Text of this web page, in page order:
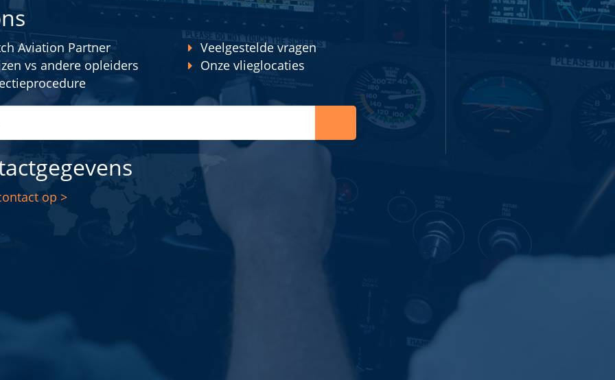
Aviation Partner
vs andere opleiders
Veelgestelde vragen
Onze vlieglocaties
op >